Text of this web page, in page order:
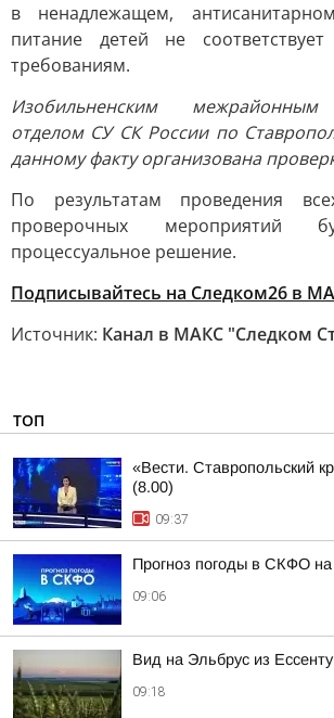
в ненадлежащем,
питание детей не соответствует
требованиям.
Изобильненским межрайонным
отделом СУ СК России по
данному факту организована
По результатам проведения
проверочных мероприятий
процессуальное решение.
Подписывайтесь на Следком26 в
Источник: Канал в МАКС "Следком
ТОП
«Вести. Ставропольский
(8.00)
09:37
Прогноз погоды в СКФО на
09:06
Вид на Эльбрус из
09:18